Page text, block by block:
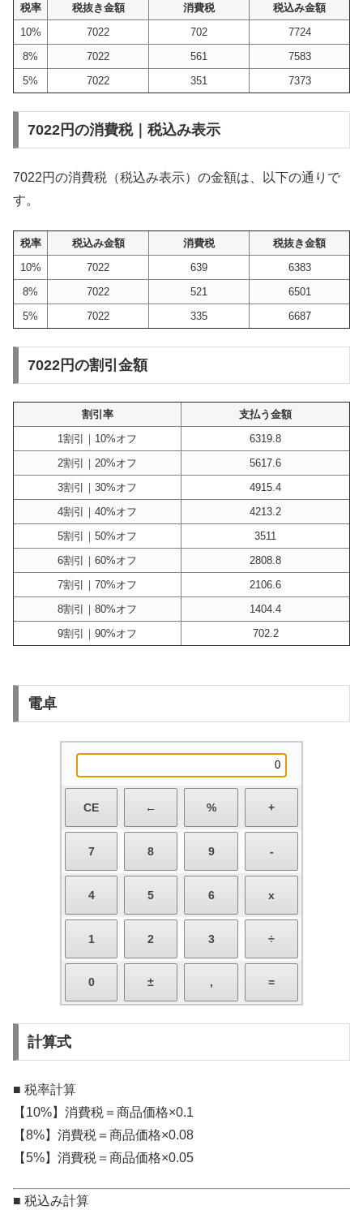
税率 税抜き金額 消費税
税込み金額
10%
7022 702
7724
8%
7022 561
7583
5%
7022 351 7373
7022円の消費税｜税込み表示
7022円の消費税（税込み表示）の金額は、以下の通りで
す。
税率 税込み金額 消費税
税抜き金額
10%
7022 639
6383
8%
7022 521
6501
5%
7022 335 6687
7022円の割引金額
割引率
支払う金額
1割引｜10%オフ
6319.8
2割引｜20%オフ
5617.6
3割引｜30%オフ
4915.4
4割引｜40%オフ
4213.2
5割引｜50%オフ
3511
6割引｜60%オフ
2808.8
7割引｜70%オフ
2106.6
8割引｜80%オフ
1404.4
9割引｜90%オフ
702.2
電卓
計算式
■ 税率計算
【10%】消費税＝商品価格×0.1
【8%】消費税＝商品価格×0.08
【5%】消費税＝商品価格×0.05
■ 税込み計算